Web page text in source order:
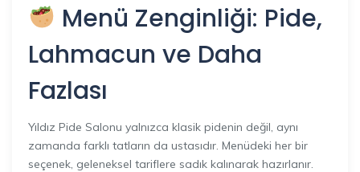
Menü Zenginliği: Pide,
Lahmacun ve Daha
Fazlası
Yıldız Pide Salonu yalnızca klasik pidenin değil, aynı
zamanda farklı tatların da ustasıdır. Menüdeki her bir
seçenek, geleneksel tariflere sadık kalınarak hazırlanır.